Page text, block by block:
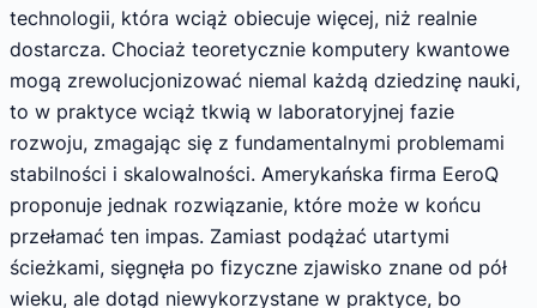
technologii, która wciąż obiecuje więcej, niż realnie
dostarcza. Chociaż teoretycznie komputery kwantowe
mogą zrewolucjonizować niemal każdą dziedzinę nauki,
to w praktyce wciąż tkwią w laboratoryjnej fazie
rozwoju, zmagając się z fundamentalnymi problemami
stabilności i skalowalności. Amerykańska firma EeroQ
proponuje jednak rozwiązanie, które może w końcu
przełamać ten impas. Zamiast podążać utartymi
ścieżkami, sięgnęła po fizyczne zjawisko znane od pół
wieku, ale dotąd niewykorzystane w praktyce, bo